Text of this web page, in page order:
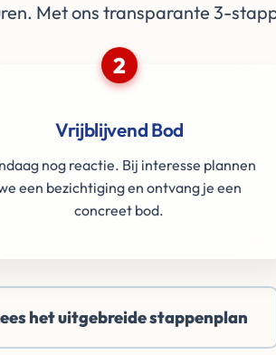
Met ons transparante 3-
2
Vrijblijvend Bod
nog reactie. Bij interesse plannen
een bezichtiging en ontvang je een
concreet bod.
het uitgebreide stappenplan